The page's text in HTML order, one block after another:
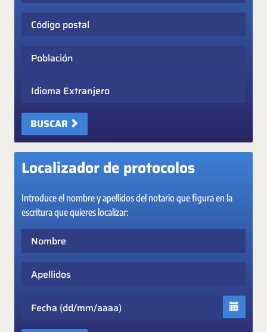
Idioma Extranjero
BUSCAR
Localizador de protocolos
Introduce el nombre y apellidos del notario que figura en la
escritura que quieres localizar: